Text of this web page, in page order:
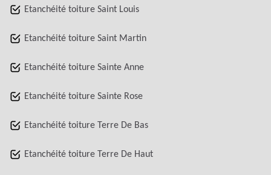
Etanchéité toiture Saint Louis
Etanchéité toiture Saint Martin
Etanchéité toiture Sainte Anne
Etanchéité toiture Sainte Rose
Etanchéité toiture Terre De Bas
Etanchéité toiture Terre De Haut